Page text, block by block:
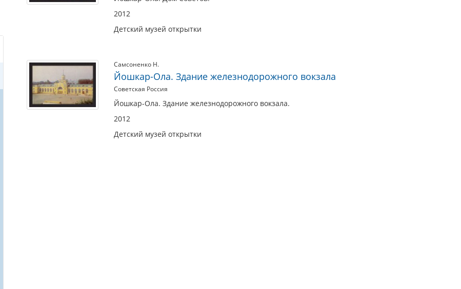
2012
Детский музей открытки
Самсоненко Н.
Йошкар-Ола. Здание железнодорожного вокзала
Советская Россия
Йошкар-Ола. Здание железнодорожного вокзала.
2012
Детский музей открытки